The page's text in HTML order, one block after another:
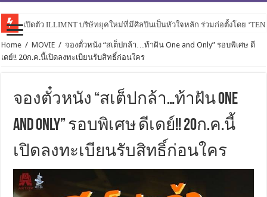
เปิดตัว ILLIMNT บริษัทยุคใหม่ที่มีศิลปินเป็นหัวใจหลัก ร่วมก่อตั้งโดย
Home / MOVIE / จองตั๋วหนัง “สเต็ปกล้า…ท้าฝัน One and Only” รอบพิเศษ ดี
เดย์!! 20ก.ค.นี้เปิดลงทะเบียนรับสิทธิ์ก่อนใคร
จองตั๋วหนัง “สเต็ปกล้า…ท้าฝัน One
and Only” รอบพิเศษ ดีเดย์!! 20ก.ค.นี้
เปิดลงทะเบียนรับสิทธิ์ก่อนใคร